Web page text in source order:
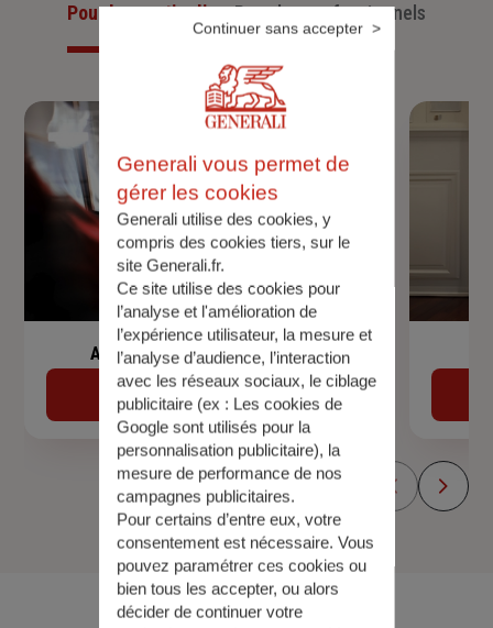
Pour les particuliersPour les professionnels
Assurance de prêt immobilier
Découvrir
Découvrir toutes nos offres
Generali vous permet de
gérer les cookies
Generali utilise des cookies, y
compris des cookies tiers, sur le
site Generali.fr.
Ce site utilise des cookies pour
l’analyse et l'amélioration de
l’expérience utilisateur, la mesure et
l’analyse d’audience, l’interaction
avec les réseaux sociaux, le ciblage
publicitaire (ex : Les cookies de
Google sont utilisés pour la
personnalisation publicitaire), la
mesure de performance de nos
campagnes publicitaires.
Pour certains d’entre eux, votre
consentement est nécessaire. Vous
pouvez paramétrer ces cookies ou
bien tous les accepter, ou alors
décider de continuer votre
Continuer sans accepter